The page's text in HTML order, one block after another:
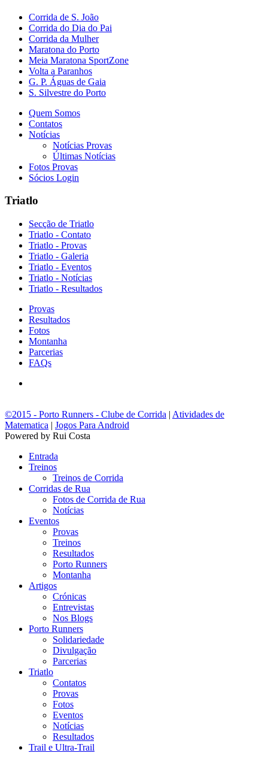
Corrida de S. João
Corrida do Dia do Pai
Corrida da Mulher
Maratona do Porto
Meia Maratona SportZone
Volta a Paranhos
G. P. Águas de Gaia
S. Silvestre do Porto
Quem Somos
Contatos
Notícias
Notícias Provas
Últimas Notícias
Fotos Provas
Sócios Login
Triatlo
Secção de Triatlo
Triatlo - Contato
Triatlo - Provas
Triatlo - Galeria
Triatlo - Eventos
Triatlo - Notícias
Triatlo - Resultados
Provas
Resultados
Fotos
Montanha
Parcerias
FAQs
©2015 - Porto Runners - Clube de Corrida | Atividades de
Matematica | Jogos Para Android
Powered by Rui Costa
Entrada
Treinos
Treinos de Corrida
Corridas de Rua
Fotos de Corrida de Rua
Notícias
Eventos
Provas
Treinos
Resultados
Porto Runners
Montanha
Artigos
Crónicas
Entrevistas
Nos Blogs
Porto Runners
Solidariedade
Divulgação
Parcerias
Triatlo
Contatos
Provas
Fotos
Eventos
Notícias
Resultados
Trail e Ultra-Trail